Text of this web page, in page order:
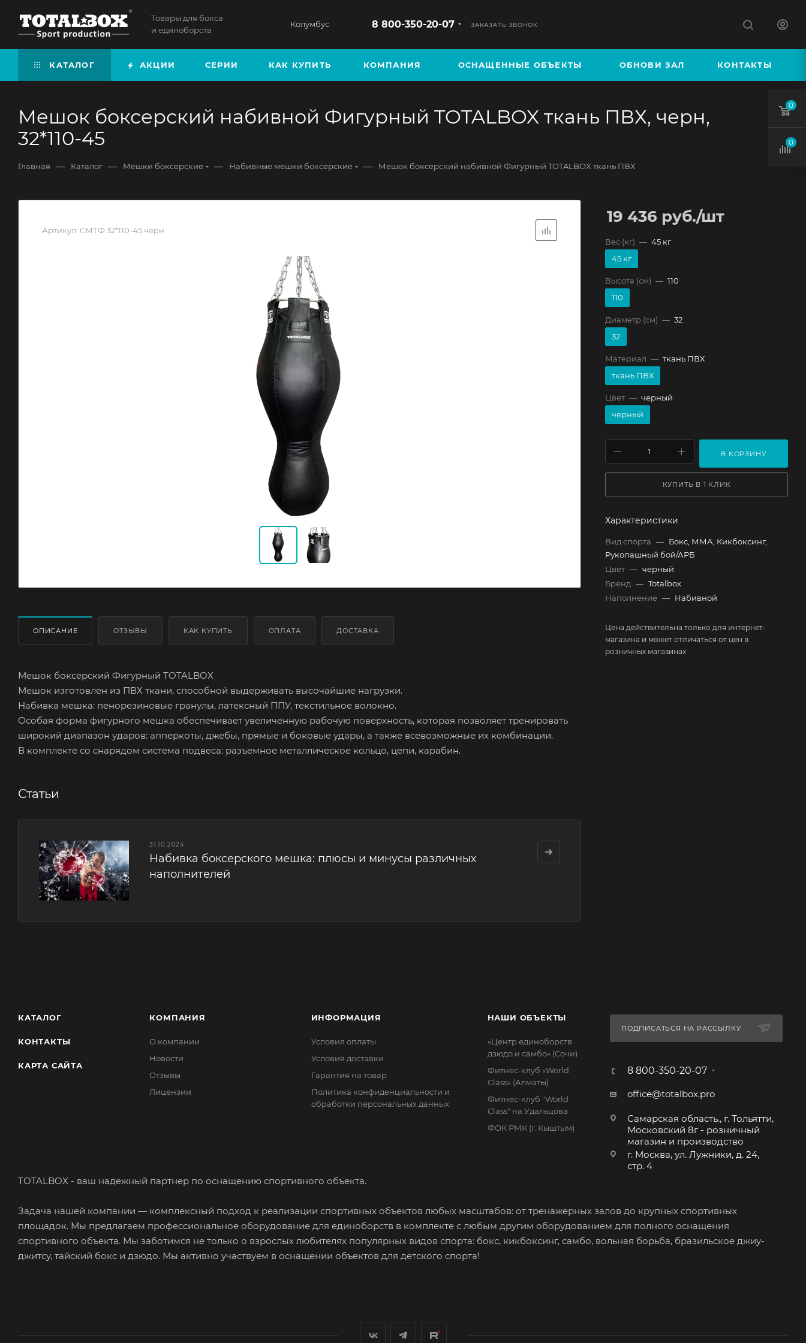
Товары для бокса
и единоборств
Колумбус 8 800-350-20-07 ЗАКАЗАТЬ ЗВОНОК
КАТАЛОГ АКЦИИ СЕРИИ КАК КУПИТЬ КОМПАНИЯ ОСНАЩЕННЫЕ ОБЪЕКТЫ ОБНОВИ ЗАЛ КОНТАКТЫ
Мешок боксерский набивной Фигурный TOTALBOX ткань ПВХ, черн,
32*110-45
Главная — Каталог — Мешки боксерские — Набивные мешки боксерские — Мешок боксерский набивной Фигурный TOTALBOX ткань ПВХ
Артикул: СМТФ 32*110-45 черн
ОПИСАНИЕ ОТЗЫВЫ КАК КУПИТЬ ОПЛАТА ДОСТАВКА
Мешок боксерский Фигурный TOTALBOX
Мешок изготовлен из ПВХ ткани, способной выдерживать высочайшие нагрузки.
Набивка мешка: пенорезиновые гранулы, латексный ППУ, текстильное волокно.
Особая форма фигурного мешка обеспечивает увеличенную рабочую поверхность, которая позволяет тренировать
широкий диапазон ударов: апперкоты, джебы, прямые и боковые удары, а также всевозможные их комбинации.
В комплекте со снарядом система подвеса: разъемное металлическое кольцо, цепи, карабин.
Статьи
31.10.2024
Набивка боксерского мешка: плюсы и минусы различных
наполнителей
19 436 руб./шт
Вес (кг) — 45 кг
45 кг
Высота (см) — 110
110
Диаметр (см) — 32
32
Материал — ткань ПВХ
ткань ПВХ
Цвет — черный
черный
В КОРЗИНУ
КУПИТЬ В 1 КЛИК
Характеристики
Вид спорта — Бокс, ММА, Кикбоксинг,
Рукопашный бой/АРБ
Цвет — черный
Бренд — Totalbox
Наполнение — Набивной
Цена действительна только для интернет-
магазина и может отличаться от цен в
розничных магазинах
КАТАЛОГ
КОНТАКТЫ
КАРТА САЙТА
КОМПАНИЯ
О компании
Новости
Отзывы
Лицензии
ИНФОРМАЦИЯ
Условия оплаты
Условия доставки
Гарантия на товар
Политика конфиденциальности и
обработки персональных данных
НАШИ ОБЪЕКТЫ
«Центр единоборств
дзюдо и самбо» (Сочи)
Фитнес-клуб «World
Class» (Алматы)
Фитнес-клуб "World
Class" на Удальцова
ФОК РМК (г. Кыштым)
ПОДПИСАТЬСЯ НА РАССЫЛКУ
8 800-350-20-07
office@totalbox.pro
Самарская область., г. Тольятти,
Московский 8г - розничный
магазин и производство
г. Москва, ул. Лужники, д. 24,
стр. 4
TOTALBOX - ваш надежный партнер по оснащению спортивного объекта.
Задача нашей компании — комплексный подход к реализации спортивных объектов любых масштабов: от тренажерных залов до крупных спортивных
площадок. Мы предлагаем профессиональное оборудование для единоборств в комплекте с любым другим оборудованием для полного оснащения
спортивного объекта. Мы заботимся не только о взрослых любителях популярных видов спорта: бокс, кикбоксинг, самбо, вольная борьба, бразильское джиу-
джитсу, тайский бокс и дзюдо. Мы активно участвуем в оснащении объектов для детского спорта!
0
0